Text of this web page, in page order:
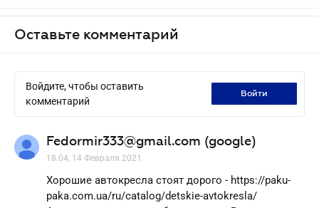
Оставьте комментарий
Войдите, чтобы оставить
комментарий
войти
Fedormir333@gmail.com (google)
18.04, 14 Февраля 2021
Хорошие автокресла стоят дорого - https://paku-
paka.com.ua/ru/catalog/detskie-avtokresla/